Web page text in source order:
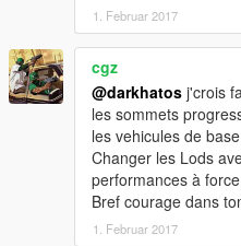
1. Februar 2017
cgz
@darkhatos j'crois
les sommets
les vehicules de
Changer les Lods
performances à
Bref courage dans
1. Februar 2017